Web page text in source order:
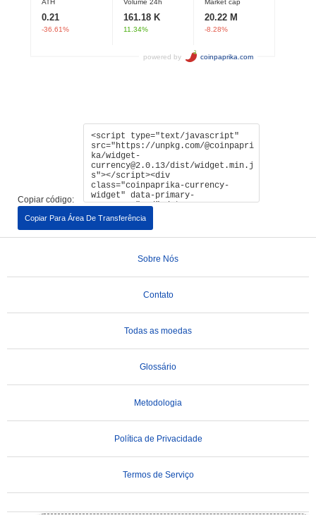
Copiar código:
Copiar Para Área De Transferência
Sobre Nós
Contato
Todas as moedas
Glossário
Metodologia
Política de Privacidade
Termos de Serviço